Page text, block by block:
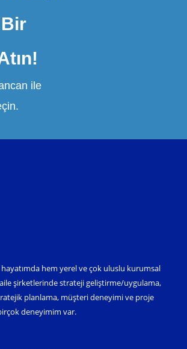
ile
hayatımda hem yerel ve çok uluslu kurumsal
şirketlerinde strateji geliştirme/uygulama,
planlama, müşteri deneyimi ve proje
deneyimim var.